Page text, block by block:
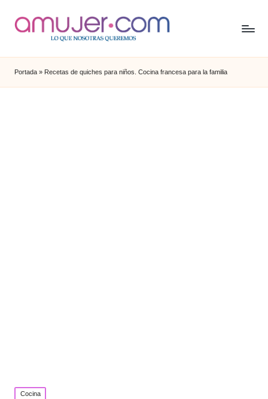
Portada » Recetas de quiches para niños. Cocina francesa para la familia
Publicada
Cocina